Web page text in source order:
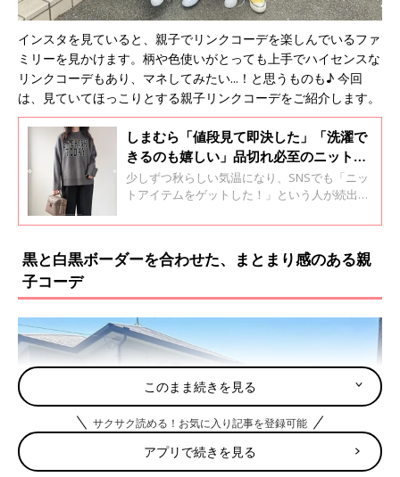
インスタを見ていると、親子でリンクコーデを楽しんでいるファ
ミリーを見かけます。柄や色使いがとっても上手でハイセンスな
リンクコーデもあり、マネしてみたい...！と思うものも♪ 今回
は、見ていてほっこりとする親子リンクコーデをご紹介します。
しまむら「値段見て即決した」「洗濯で
きるのも嬉しい」品切れ必至のニットア
イテム4選
少しずつ秋らしい気温になり、SNSでも「ニッ
トアイテムをゲットした！」という人が続出。
販売されている、話題のニットアイテムをご紹
黒と白黒ボーダーを合わせた、まとまり感のある親
子コーデ
このまま続きを見る
サクサク読める！お気に入り記事を登録可能
アプリで続きを見る